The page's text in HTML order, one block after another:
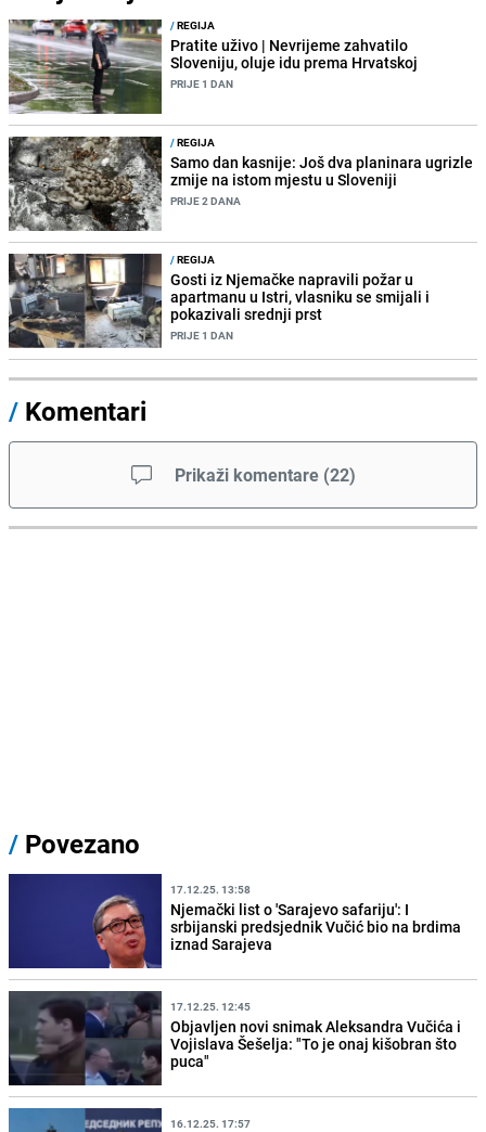
/REGIJA
Pratite uživo | Nevrijeme zahvatilo
Sloveniju, oluje idu prema Hrvatskoj
PRIJE 1 DAN
/REGIJA
Samo dan kasnije: Još dva planinara ugrizle
zmije na istom mjestu u Sloveniji
PRIJE 2 DANA
/REGIJA
Gosti iz Njemačke napravili požar u
apartmanu u Istri, vlasniku se smijali i
pokazivali srednji prst
PRIJE 1 DAN
/ Komentari
Prikaži komentare (22)
/ Povezano
17.12.25. 13:58
Njemački list o 'Sarajevo safariju': I
srbijanski predsjednik Vučić bio na brdima
iznad Sarajeva
17.12.25. 12:45
Objavljen novi snimak Aleksandra Vučića i
Vojislava Šešelja: "To je onaj kišobran što
puca"
16.12.25. 17:57